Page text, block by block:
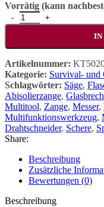
Vorrätig (kann
Nextool MT10 Multi-
IN
Artikelnummer:
Kategorie: Survival- und
Schlagwörter: Säge,
Abisolierzange,
Multitool, Zange, Messer,
Multifunktionswerkzeug,
Drahtschneider, Schere,
Share:
Beschreibung
Zusätzliche
Bewertungen (0)
Beschreibung